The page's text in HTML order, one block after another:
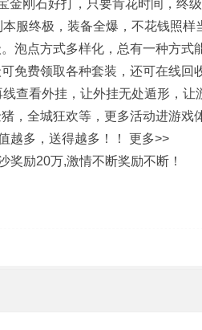
刚石好打，只要肯花时间，终
服终极，装备全爆，不花钱照样
泡点方式多样化，总有一种方式
免费领取各种套装，还可在线回
查看外挂，让外挂无处遁形，让
，全城狂欢等，更多活动进游戏
越多，送得越多！！ 更多>>
奖励20万,激情不断奖励不断！